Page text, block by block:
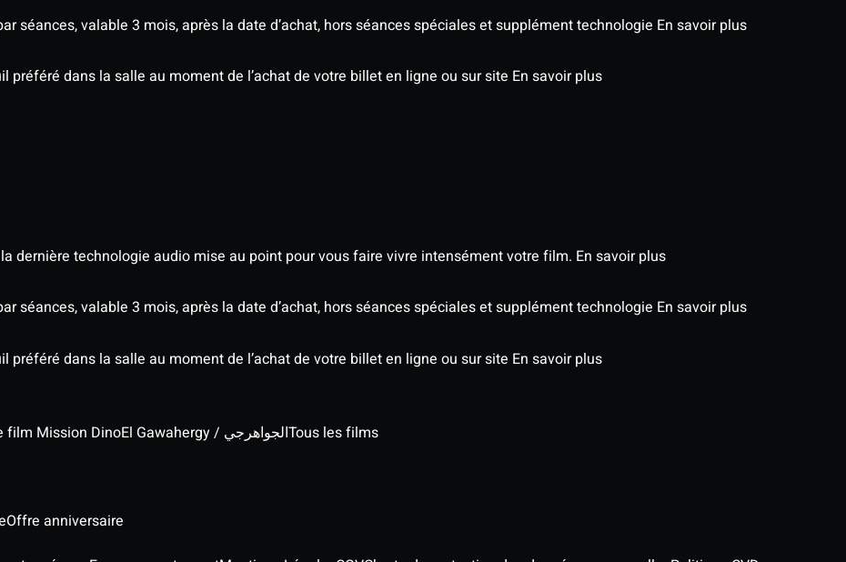
séances, valable 3 mois, après la date d’achat, hors séances spéciales et supplément technologie En savoir plus
dans la salle au moment de l’achat de votre billet en ligne ou sur site En savoir plus
dernière technologie audio mise au point pour vous faire vivre intensément votre film. En savoir plus
séances, valable 3 mois, après la date d’achat, hors séances spéciales et supplément technologie En savoir plus
dans la salle au moment de l’achat de votre billet en ligne ou sur site En savoir plus
film Mission Dino El Gawahergy / الجواهرجيTous les films
Offre anniversaire